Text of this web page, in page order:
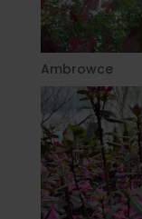
Ambrowce